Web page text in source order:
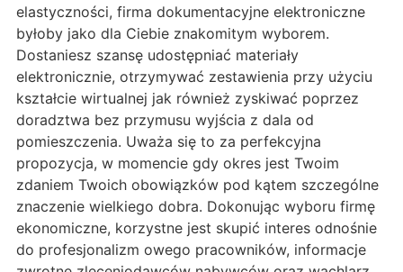
elastyczności, firma dokumentacyjne elektroniczne
byłoby jako dla Ciebie znakomitym wyborem.
Dostaniesz szansę udostępniać materiały
elektronicznie, otrzymywać zestawienia przy użyciu
kształcie wirtualnej jak również zyskiwać poprzez
doradztwa bez przymusu wyjścia z dala od
pomieszczenia. Uważa się to za perfekcyjna
propozycja, w momencie gdy okres jest Twoim
zdaniem Twoich obowiązków pod kątem szczególne
znaczenie wielkiego dobra. Dokonując wyboru firmę
ekonomiczne, korzystne jest skupić interes odnośnie
do profesjonalizm owego pracowników, informacje